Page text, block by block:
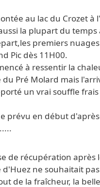
au lac du Crozet à
la plupart du temps
premiers
Pic dès 11H00.
à ressentir la
Pré Molard mais
un vrai souffle
prévu en début
de récupération après
ne souhaitait
de la fraîcheur, la